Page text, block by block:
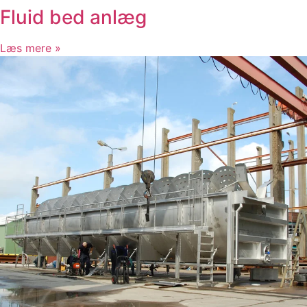
Cykeloverdækning
Hellerup Station
Statens Serums Institut
Grenaa Station
Næstved Banegård
Cykelstativer
Hellerup Station
Favrholm Station
Hedehusene Station
Solbjerg Plads, København
Campus Karen Blixens Plads
Nørreport Station
Aarhusgadekvarteret
Byrum / Design
Landstrømsanlæg
Skøjtebane i forlystelsespark
Glasgang Operaparken København
Væksthus Operaparken København
Fluid bed anlæg
Læs mere »